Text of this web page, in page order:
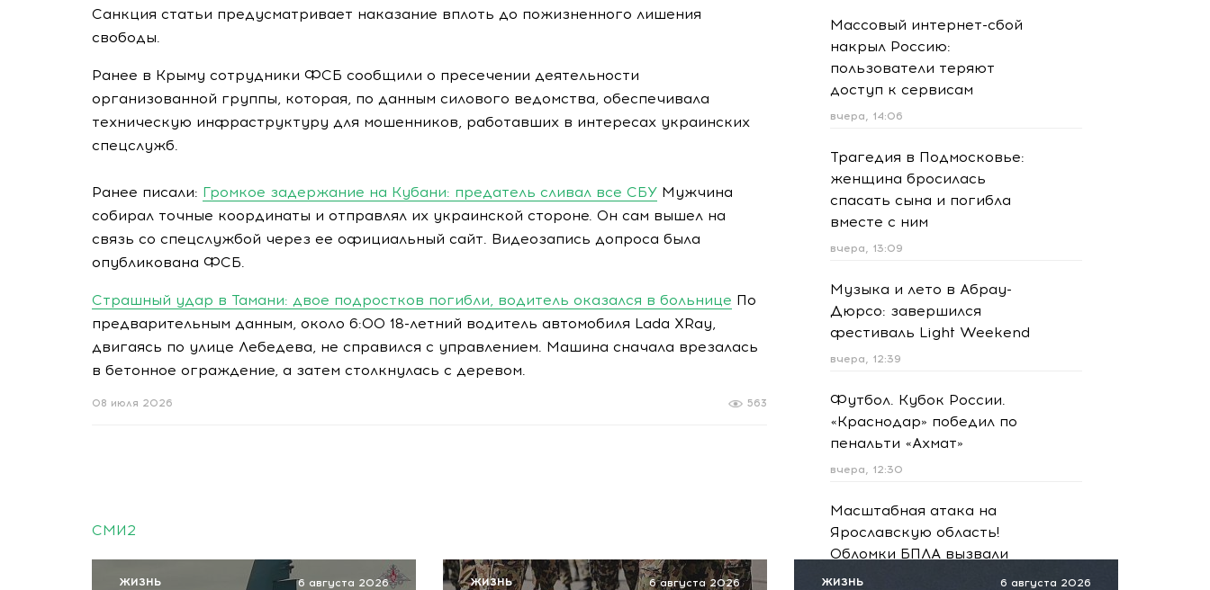
Санкция статьи предусматривает наказание вплоть до пожизненного лишения
свободы.
Ранее в Крыму сотрудники ФСБ сообщили о пресечении деятельности
организованной группы, которая, по данным силового ведомства, обеспечивала
техническую инфраструктуру для мошенников, работавших в интересах украинских
спецслужб.
Ранее писали: Громкое задержание на Кубани: предатель сливал все СБУ Мужчина
собирал точные координаты и отправлял их украинской стороне. Он сам вышел на
связь со спецслужбой через ее официальный сайт. Видеозапись допроса была
опубликована ФСБ.
Страшный удар в Тамани: двое подростков погибли, водитель оказался в больнице По
предварительным данным, около 6:00 18-летний водитель автомобиля Lada XRay,
двигаясь по улице Лебедева, не справился с управлением. Машина сначала врезалась
в бетонное ограждение, а затем столкнулась с деревом.
563
08 июля 2026
Массовый интернет-сбой
накрыл Россию:
пользователи теряют
доступ к сервисам
вчера, 14:06
Трагедия в Подмосковье:
женщина бросилась
спасать сына и погибла
вместе с ним
вчера, 13:09
Музыка и лето в Абрау-
Дюрсо: завершился
фестиваль Light Weekend
вчера, 12:39
Футбол. Кубок России.
«Краснодар» победил по
пенальти «Ахмат»
вчера, 12:30
Масштабная атака на
Ярославскую область!
Обломки БПЛА вызвали
пожар на НПЗ
СМИ2
6 августа 2026
ЖИЗНЬ
6 августа 2026
ЖИЗНЬ
6 августа 2026
ЖИЗНЬ